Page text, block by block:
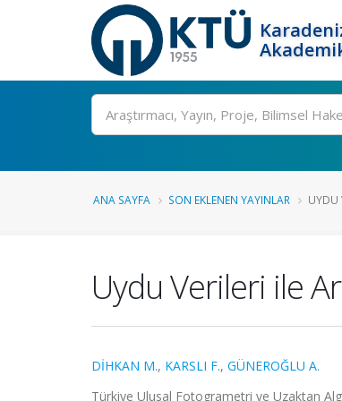
Ara
ANA SAYFA SON EKLENEN YAYINLAR UYDU
Uydu Verileri ile
DİHKAN M., KARSLI F., GÜNEROĞLU A.
Türkiye Ulusal Fotogrametri ve Uzaktan